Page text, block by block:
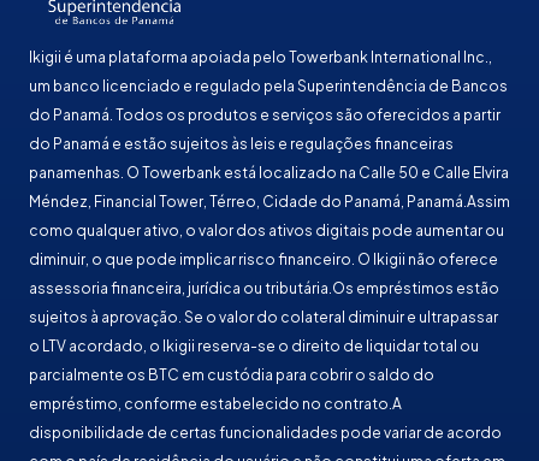
Ikigii é uma plataforma apoiada pelo Towerbank International Inc.,
um banco licenciado e regulado pela Superintendência de Bancos
do Panamá. Todos os produtos e serviços são oferecidos a partir
do Panamá e estão sujeitos às leis e regulações financeiras
panamenhas. O Towerbank está localizado na Calle 50 e Calle Elvira
Méndez, Financial Tower, Térreo, Cidade do Panamá, Panamá.Assim
como qualquer ativo, o valor dos ativos digitais pode aumentar ou
diminuir, o que pode implicar risco financeiro. O Ikigii não oferece
assessoria financeira, jurídica ou tributária.Os empréstimos estão
sujeitos à aprovação. Se o valor do colateral diminuir e ultrapassar
o LTV acordado, o Ikigii reserva-se o direito de liquidar total ou
parcialmente os BTC em custódia para cobrir o saldo do
empréstimo, conforme estabelecido no contrato.A
disponibilidade de certas funcionalidades pode variar de acordo